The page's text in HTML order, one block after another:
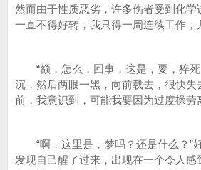
然而由于性质恶劣，许多伤者受到化
一直不得好转，我只得一周连续工作，
“额，怎么，回事，这是，要，猝死
沉，然后两眼一黑，向前载去，很快失
前，我意识到，可能我要因为过度操劳
“啊，这里是，梦吗？还是什么？”
发现自己醒了过来，出现在一个令人感